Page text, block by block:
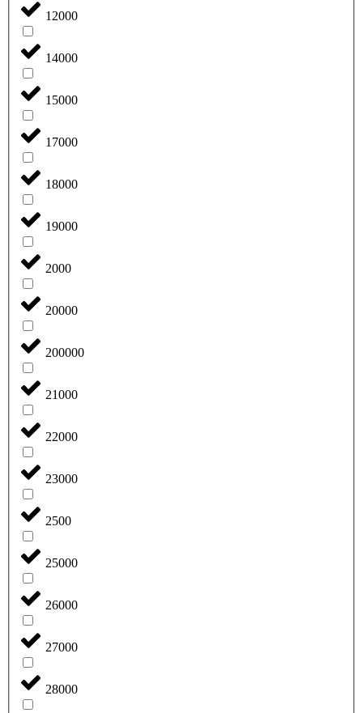
12000
14000
15000
17000
18000
19000
2000
20000
200000
21000
22000
23000
2500
25000
26000
27000
28000